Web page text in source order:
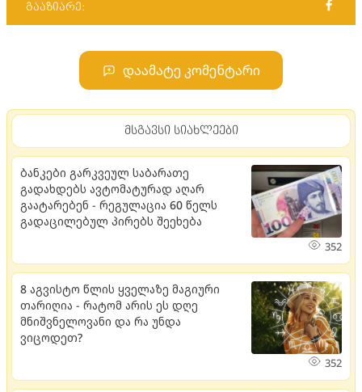
გააზიარე:
დაამატე კომენტარი
მსგავსი სიახლეები
ბანკები გარკვეულ საბარათე
გადახდებს ავტომატურად აღარ
გაატარებენ - რეგულაცია 60 წელს
გადაცილებულ პირებს შეეხება
352
8 აგვისტო წლის ყველაზე მაგიური
თარიღია - რატომ არის ეს დღე
მნიშვნელოვანი და რა უნდა
ვიცოდეთ?
352